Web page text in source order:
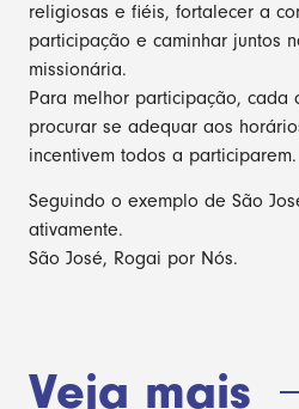
religiosas e fiéis, fortalecer a
participação e caminhar juntos
missionária.
Para melhor participação, cada
procurar se adequar aos
incentivem todos a participarem.
Seguindo o exemplo de São
ativamente.
São José, Rogai por Nós.
Veja mais